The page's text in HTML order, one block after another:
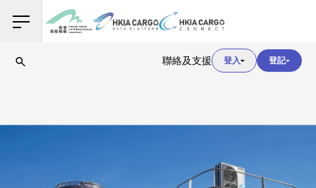
聯絡及支援 登入
用戶登入
登記